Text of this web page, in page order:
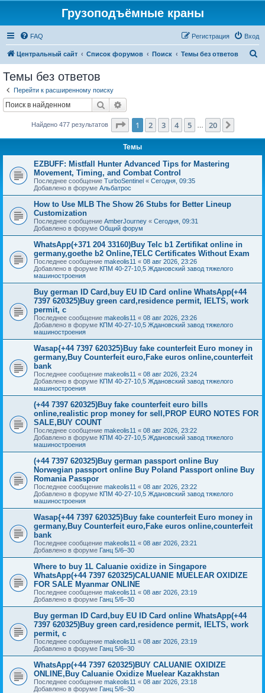
Грузоподъёмные краны
FAQ Вход
Регистрация
Центральный сайт Список форумов Поиск Темы без ответов
Темы без ответов
Перейти к расширенному поиску
Поиск
Найдено 477 результатов Страница из 20
1 2 3 4 5 20
Темы
EZBUFF: Mistfall Hunter Advanced Tips for Mastering
Movement, Timing, and Combat Control
Последнее сообщение TurboSentinel « Сегодня, 09:35
Добавлено в форуме Альбатрос
How to Use MLB The Show 26 Stubs for Better Lineup
Customization
Последнее сообщение AmberJourney « Сегодня, 09:31
Добавлено в форуме Общий форум
WhatsApp(+371 204 33160)Buy Telc b1 Zertifikat online in
germany,goethe b2 Online,TELC Certificates Without Exam
Последнее сообщение makeolis11 « 08 авг 2026, 23:26
Добавлено в форуме КПМ 40-27-10,5 Ждановский завод тяжелого
машиностроения
Buy german ID Card,buy EU ID Card online WhatsApp(+44
7397 620325)Buy green card,residence permit, IELTS, work
permit, c
Последнее сообщение makeolis11 « 08 авг 2026, 23:26
Добавлено в форуме КПМ 40-27-10,5 Ждановский завод тяжелого
машиностроения
Wasap{+44 7397 620325}Buy fake counterfeit Euro money in
germany,Buy Counterfeit euro,Fake euros online,counterfeit
bank
Последнее сообщение makeolis11 « 08 авг 2026, 23:24
Добавлено в форуме КПМ 40-27-10,5 Ждановский завод тяжелого
машиностроения
(+44 7397 620325)Buy fake counterfeit euro bills
online,realistic prop money for sell,PROP EURO NOTES FOR
SALE,BUY COUNT
Последнее сообщение makeolis11 « 08 авг 2026, 23:22
Добавлено в форуме КПМ 40-27-10,5 Ждановский завод тяжелого
машиностроения
(+44 7397 620325)Buy german passport online Buy
Norwegian passport online Buy Poland Passport online Buy
Romania Passpor
Последнее сообщение makeolis11 « 08 авг 2026, 23:22
Добавлено в форуме КПМ 40-27-10,5 Ждановский завод тяжелого
машиностроения
Wasap{+44 7397 620325}Buy fake counterfeit Euro money in
germany,Buy Counterfeit euro,Fake euros online,counterfeit
bank
Последнее сообщение makeolis11 « 08 авг 2026, 23:21
Добавлено в форуме Ганц 5/6–30
Where to buy 1L Caluanie oxidize in Singapore
WhatsApp(+44 7397 620325)CALUANIE MUELEAR OXIDIZE
FOR SALE Myanmar ONLINE
Последнее сообщение makeolis11 « 08 авг 2026, 23:19
Добавлено в форуме Ганц 5/6–30
Buy german ID Card,buy EU ID Card online WhatsApp(+44
7397 620325)Buy green card,residence permit, IELTS, work
permit, c
Последнее сообщение makeolis11 « 08 авг 2026, 23:19
Добавлено в форуме Ганц 5/6–30
WhatsApp(+44 7397 620325)BUY CALUANIE OXIDIZE
ONLINE,Buy Caluanie Oxidize Muelear Kazakhstan
Последнее сообщение makeolis11 « 08 авг 2026, 23:18
Добавлено в форуме Ганц 5/6–30